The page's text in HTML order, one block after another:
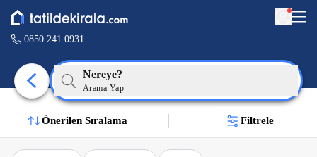
0850 241 0931
Nereye?
Arama Yap
Önerilen Sıralama Filtrele